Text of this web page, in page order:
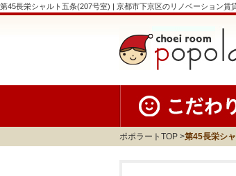
第45長栄シャルト五条(207号室) | 京都市下京区のリノベーション賃
ポポラートTOP 第45長栄シ